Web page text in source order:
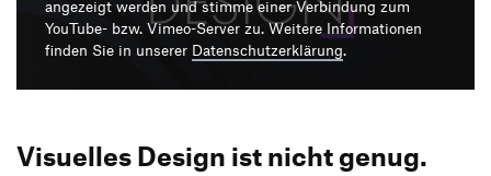
Transfer und Kooperation
Produktgestaltung B.A.
Strategische Gestaltung M.A.
angezeigt werden und stimme einer Verbindung zum
YouTube- bzw. Vimeo-Server zu. Weitere Informationen
finden Sie in unserer Datenschutzerklärung.
Visuelles Design ist nicht genug.